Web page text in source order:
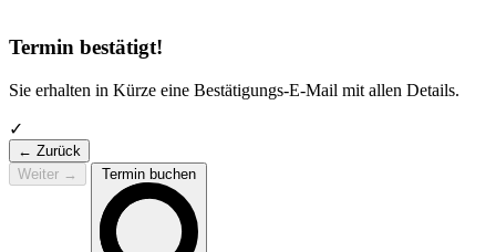
Termin bestätigt!
Sie erhalten in Kürze eine Bestätigungs-E-Mail mit allen Details.
✓
← Zurück
Weiter → Termin buchen